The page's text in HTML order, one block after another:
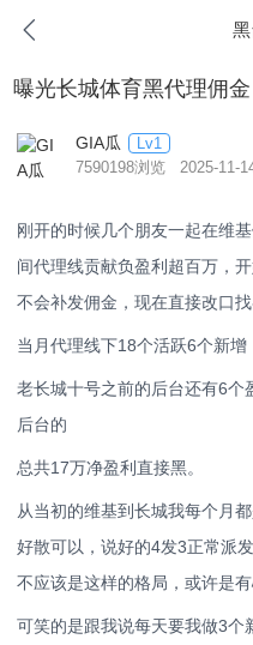
曝光长城体育黑代理佣金
GIA瓜
Lv1
7590198浏览 2025-11-
刚开的时候几个朋友一起在维
间代理线贡献负盈利超百万，
不会补发佣金，现在直接改口找
当月代理线下18个活跃6个新
老长城十号之前的后台还有6个
后台的
总共17万净盈利直接黑。
从当初的维基到长城我每个月
好散可以，说好的4发3正常派
不应该是这样的格局，或许是
可笑的是跟我说每天要我做3个